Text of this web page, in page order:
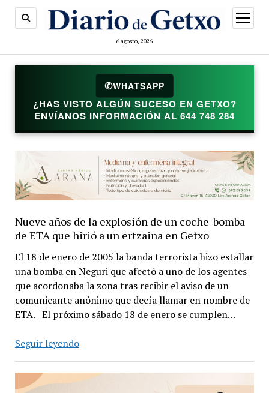
6 agosto, 2026
abrir
menú
✆WHATSAPP
¿HAS VISTO ALGÚN SUCESO EN GETXO?
ENVÍANOS INFORMACIÓN AL 644 748 284
Nueve años de la explosión de un coche-bomba
de ETA que hirió a un ertzaina en Getxo
El 18 de enero de 2005 la banda terrorista hizo estallar
una bomba en Neguri que afectó a uno de los agentes
que acordonaba la zona tras recibir el aviso de un
comunicante anónimo que decía llamar en nombre de
ETA. El próximo sábado 18 de enero se cumplen…
Seguir leyendoNueve
de